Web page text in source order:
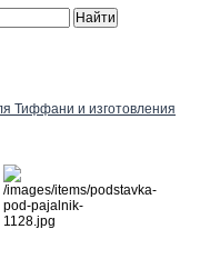
Тиффани и изготовления